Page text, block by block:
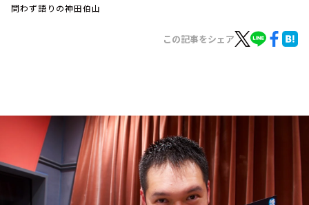
週間番組表
問わず語りの神田伯山
この記事をシェア